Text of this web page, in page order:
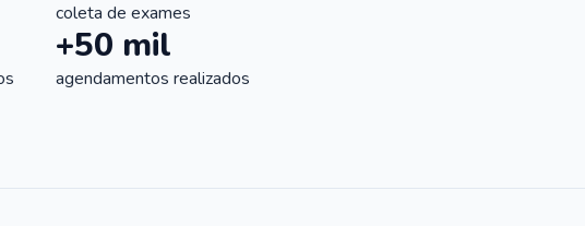
coleta de exames
+50 mil
agendamentos realizados